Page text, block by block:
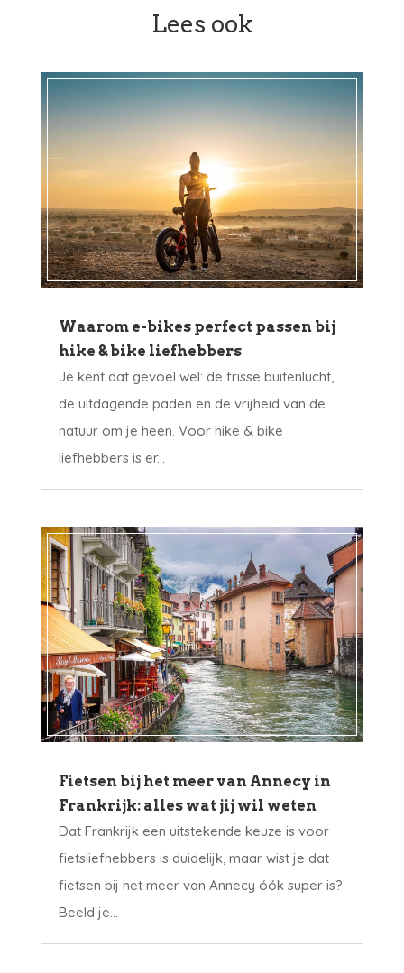
Lees ook
Waarom e-bikes perfect passen bij
hike & bike liefhebbers
Je kent dat gevoel wel: de frisse buitenlucht,
de uitdagende paden en de vrijheid van de
natuur om je heen. Voor hike & bike
liefhebbers is er...
Fietsen bij het meer van Annecy in
Frankrijk: alles wat jij wil weten
Dat Frankrijk een uitstekende keuze is voor
fietsliefhebbers is duidelijk, maar wist je dat
fietsen bij het meer van Annecy óók super is?
Beeld je...